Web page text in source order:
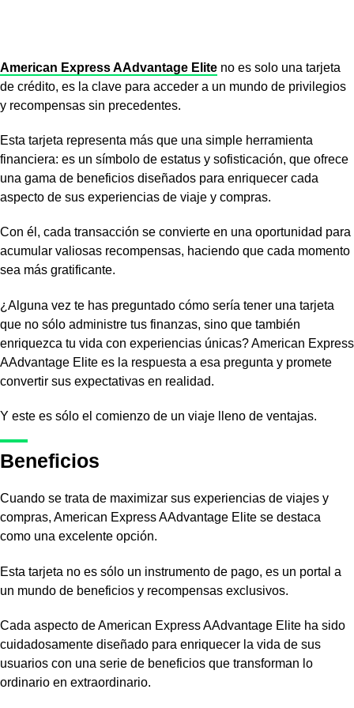
American Express AAdvantage Elite no es solo una tarjeta
de crédito, es la clave para acceder a un mundo de privilegios
y recompensas sin precedentes.
Esta tarjeta representa más que una simple herramienta
financiera: es un símbolo de estatus y sofisticación, que ofrece
una gama de beneficios diseñados para enriquecer cada
aspecto de sus experiencias de viaje y compras.
Con él, cada transacción se convierte en una oportunidad para
acumular valiosas recompensas, haciendo que cada momento
sea más gratificante.
¿Alguna vez te has preguntado cómo sería tener una tarjeta
que no sólo administre tus finanzas, sino que también
enriquezca tu vida con experiencias únicas? American Express
AAdvantage Elite es la respuesta a esa pregunta y promete
convertir sus expectativas en realidad.
Y este es sólo el comienzo de un viaje lleno de ventajas.
Beneficios
Cuando se trata de maximizar sus experiencias de viajes y
compras, American Express AAdvantage Elite se destaca
como una excelente opción.
Esta tarjeta no es sólo un instrumento de pago, es un portal a
un mundo de beneficios y recompensas exclusivos.
Cada aspecto de American Express AAdvantage Elite ha sido
cuidadosamente diseñado para enriquecer la vida de sus
usuarios con una serie de beneficios que transforman lo
ordinario en extraordinario.